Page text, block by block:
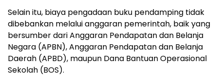
Selain itu, biaya pengadaan buku pendamping tidak
dibebankan melalui anggaran pemerintah, baik yang
bersumber dari Anggaran Pendapatan dan Belanja
Negara (APBN), Anggaran Pendapatan dan Belanja
Daerah (APBD), maupun Dana Bantuan Operasional
Sekolah (BOS).